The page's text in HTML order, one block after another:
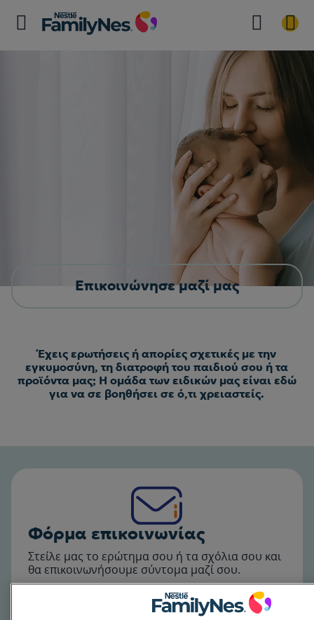
Επικοινώνησε μαζί μας
Έχεις ερωτήσεις ή απορίες σχετικές με την
εγκυμοσύνη, τη διατροφή του παιδιού σου ή τα
προϊόντα μας; Η ομάδα των ειδικών μας είναι εδώ
για να σε βοηθήσει σε ό,τι χρειαστείς.
Φόρμα επικοινωνίας
Στείλε μας το ερώτημα σου ή τα σχόλια σου και
θα επικοινωνήσουμε σύντομα μαζί σου.
Συμπλήρωσε τη φόρμα